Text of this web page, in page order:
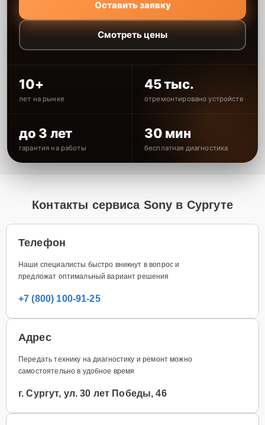
Оставить заявку
Смотреть цены
10+
лет на рынке
45 тыс.
отремонтировано устройств
до 3 лет
гарантия на работы
30 мин
бесплатная диагностика
Контакты сервиса Sony в Сургуте
Телефон
Наши специалисты быстро вникнут в вопрос и
предложат оптимальный вариант решения
+7 (800) 100-91-25
Адрес
Передать технику на диагностику и ремонт можно
самостоятельно в удобное время
г. Сургут, ул. 30 лет Победы, 46